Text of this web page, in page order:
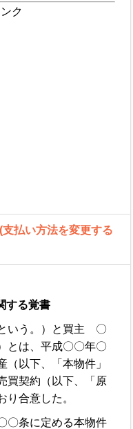
ク
支払い方法を変更する
する覚書
いう。）と買主 〇
とは、平成〇〇年〇
（以下、「本物件」
買契約（以下、「原
り合意した。
〇条に定める本物件